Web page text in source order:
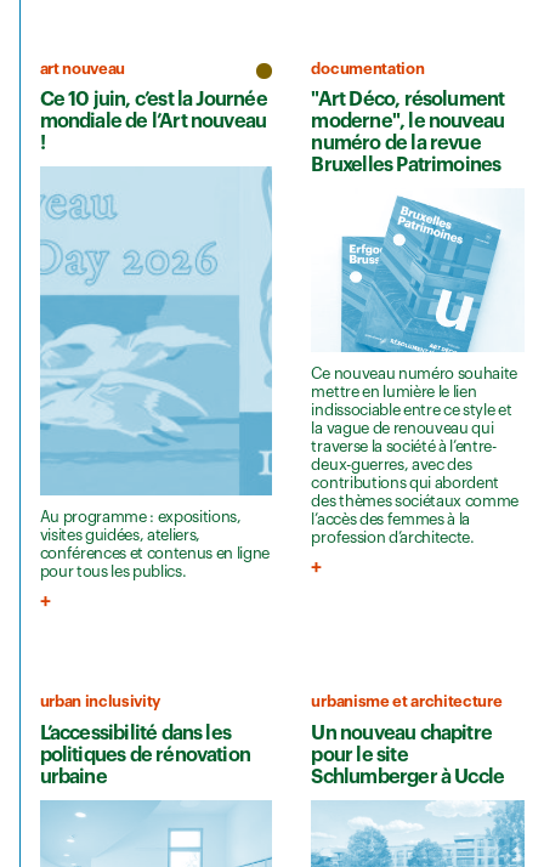
art nouveau
Ce 10 juin, c’est la Journée
mondiale de l’Art nouveau
!
Au programme : expositions,
visites guidées, ateliers,
conférences et contenus en ligne
pour tous les publics.
documentation
"Art Déco, résolument
moderne", le nouveau
numéro de la revue
Bruxelles Patrimoines
Ce nouveau numéro souhaite
mettre en lumière le lien
indissociable entre ce style et
la vague de renouveau qui
traverse la société à l’entre-
deux-guerres, avec des
contributions qui abordent
des thèmes sociétaux comme
l’accès des femmes à la
profession d’architecte.
urban inclusivity
L’accessibilité dans les
politiques de rénovation
urbaine
urbanisme et architecture
Un nouveau chapitre
pour le site
Schlumberger à Uccle